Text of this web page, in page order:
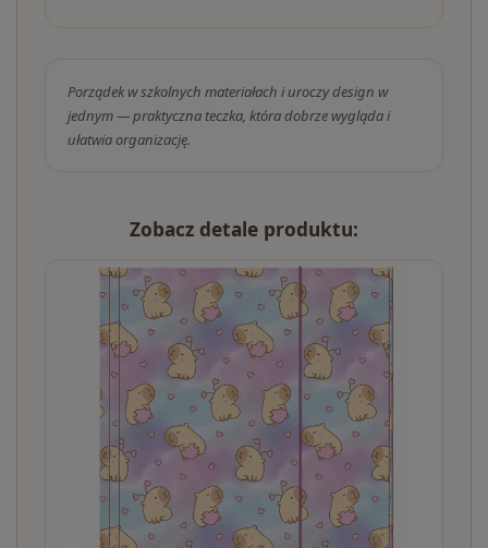
Porządek w szkolnych materiałach i uroczy design w
jednym — praktyczna teczka, która dobrze wygląda i
ułatwia organizację.
Zobacz detale produktu: